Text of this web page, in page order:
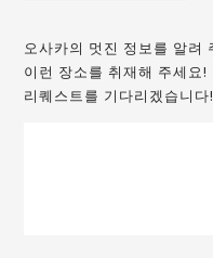
오사카의 멋진 정보를 알려
이런 장소를 취재해 주세요
리퀘스트를 기다리겠습니다!